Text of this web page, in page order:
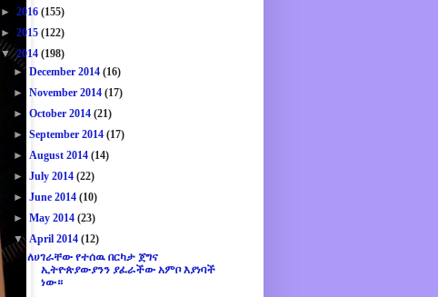
► 2016 (155)
► 2015 (122)
▼2014 (198)
►December 2014(16)
►November 2014(17)
►October 2014(21)
►September 2014(17)
►August 2014(14)
►July 2014(22)
►June 2014(10)
►May 2014(23)
▼April 2014(12)
ለሀገራቸው የተሰዉ በርካታ ጀግና
ኢትዮጵያውያንን ያፈራችው አምቦ እያነባች
ነው።